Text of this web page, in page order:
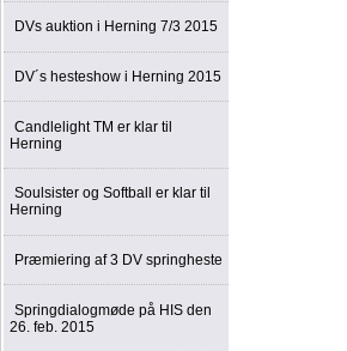
DVs auktion i Herning 7/3 2015
DV´s hesteshow i Herning 2015
Candlelight TM er klar til
Herning
Soulsister og Softball er klar til
Herning
Præmiering af 3 DV springheste
Springdialogmøde på HIS den
26. feb. 2015